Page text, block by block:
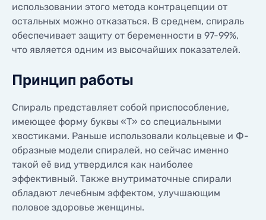
использовании этого метода контрацепции от
остальных можно отказаться. В среднем, спираль
обеспечивает защиту от беременности в 97-99%,
что является одним из высочайших показателей.
Принцип работы
Спираль представляет собой приспособление,
имеющее форму буквы «Т» со специальными
хвостиками. Раньше использовали кольцевые и Ф-
образные модели спиралей, но сейчас именно
такой её вид утвердился как наиболее
эффективный. Также внутриматочные спирали
обладают лечебным эффектом, улучшающим
половое здоровье женщины.